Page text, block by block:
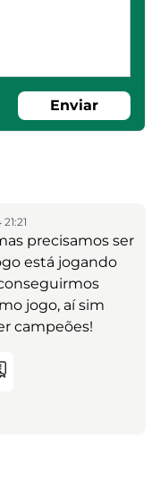
Enviar
precisamos ser
está jogando
jogo, aí sim
campeões!